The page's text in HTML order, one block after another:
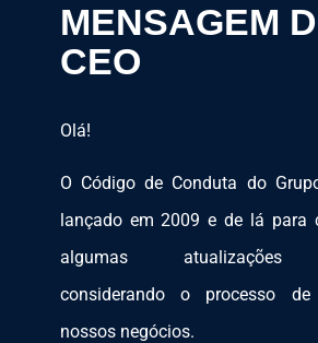
MENSAGEM
CEO
Olá!
O Código de Conduta do
lançado em 2009 e de lá para
algumas atualizações
considerando o processo
nossos negócios.